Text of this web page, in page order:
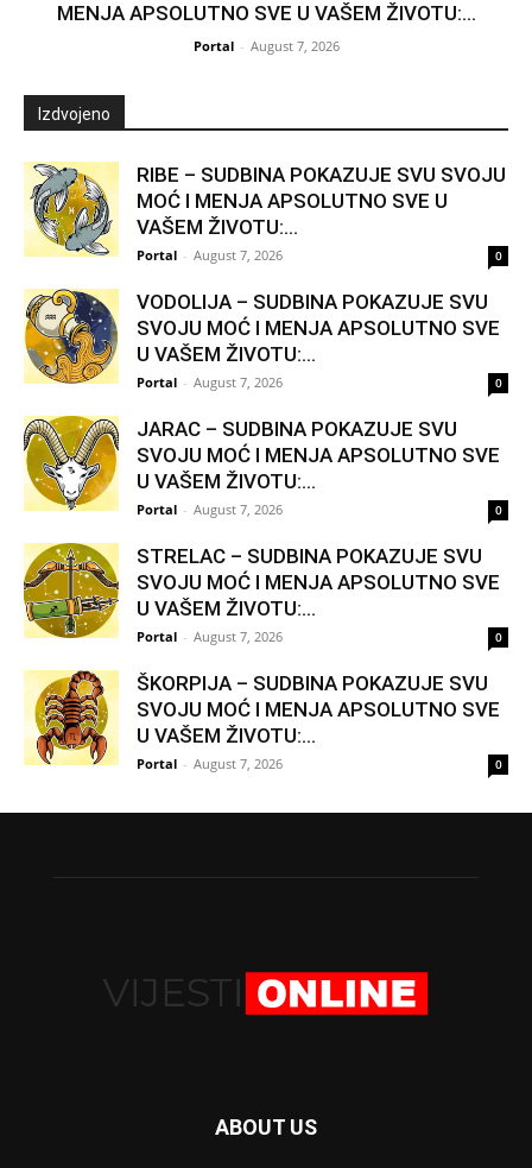
MENJA APSOLUTNO SVE U VAŠEM ŽIVOTU:...
Portal - August 7, 2026
Izdvojeno
RIBE – SUDBINA POKAZUJE SVU SVOJU
MOĆ I MENJA APSOLUTNO SVE U
VAŠEM ŽIVOTU:...
Portal - August 7, 2026 0
VODOLIJA – SUDBINA POKAZUJE SVU
SVOJU MOĆ I MENJA APSOLUTNO SVE
U VAŠEM ŽIVOTU:...
Portal - August 7, 2026 0
JARAC – SUDBINA POKAZUJE SVU
SVOJU MOĆ I MENJA APSOLUTNO SVE
U VAŠEM ŽIVOTU:...
Portal - August 7, 2026 0
STRELAC – SUDBINA POKAZUJE SVU
SVOJU MOĆ I MENJA APSOLUTNO SVE
U VAŠEM ŽIVOTU:...
Portal - August 7, 2026 0
ŠKORPIJA – SUDBINA POKAZUJE SVU
SVOJU MOĆ I MENJA APSOLUTNO SVE
U VAŠEM ŽIVOTU:...
Portal - August 7, 2026 0
ABOUT US